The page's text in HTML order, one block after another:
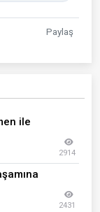
Paylaş
ile
2914
2431